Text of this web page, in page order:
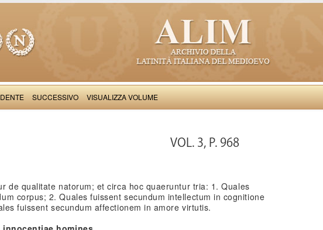
SUCCESSIVO VISUALIZZA VOLUME
VOL. 3, P. 968
de qualitate natorum; et circa hoc quaeruntur tria: 1. Quales
corpus; 2. Quales fuissent secundum intellectum in cognitione
fuissent secundum affectionem in amore virtutis.